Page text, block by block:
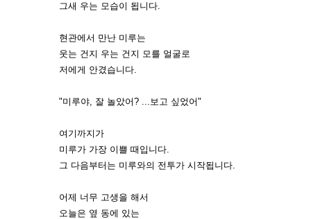
그새 우는 모습이 됩니다.
현관에서 만난 미루는
웃는 건지 우는 건지 모를 얼굴로
저에게 안겼습니다.
"미루야, 잘 놀았어? ...보고 싶었어"
여기까지가
미루가 가장 이쁠 때입니다.
그 다음부터는 미루와의 전투가 시작됩니다.
어제 너무 고생을 해서
오늘은 옆 동에 있는